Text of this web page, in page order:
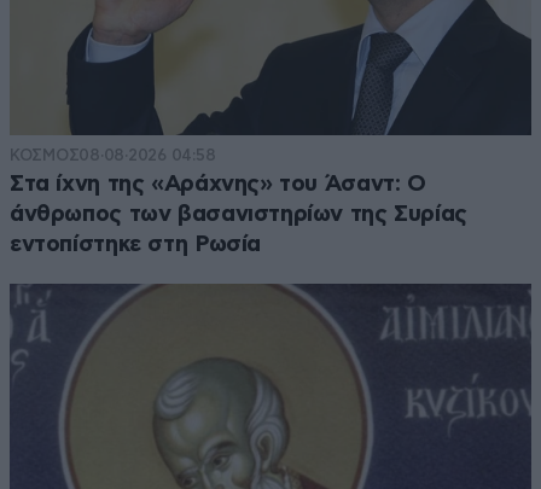
ΚΟΣΜΟΣ08·08·2026 04:58
Στα ίχνη της «Αράχνης» του Άσαντ: Ο
άνθρωπος των βασανιστηρίων της Συρίας
εντοπίστηκε στη Ρωσία